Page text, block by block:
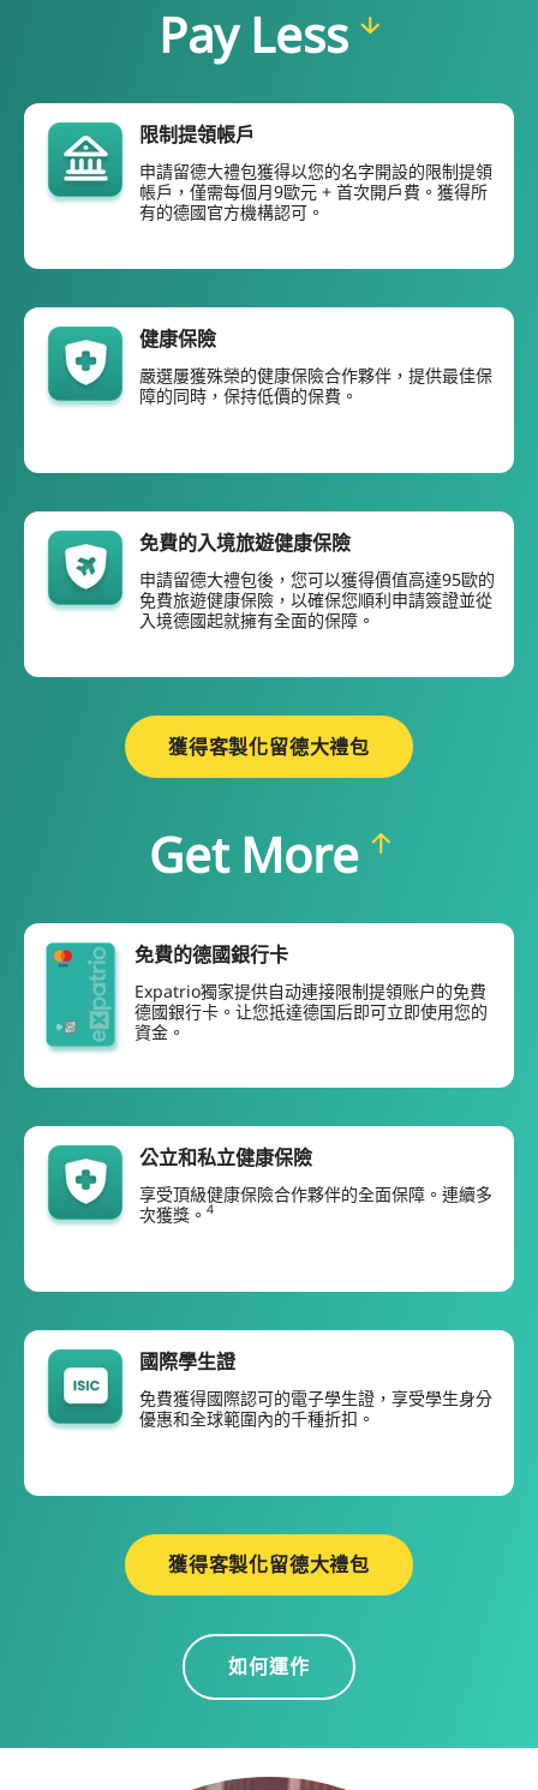
Pay Less
限制提領帳戶
申請留德大禮包獲得以您的名字開設的限制提領
帳戶，僅需每個月9歐元 + 首次開戶費。獲得所
有的德國官方機構認可。
健康保險
嚴選屢獲殊榮的健康保險合作夥伴，提供最佳保
障的同時，保持低價的保費。
免費的入境旅遊健康保險
申請留德大禮包後，您可以獲得價值高達95歐的
免費旅遊健康保險，以確保您順利申請簽證並從
入境德國起就擁有全面的保障。
獲得客製化留德大禮包
Get More
免費的德國銀行卡
Expatrio獨家提供自动連接限制提領账户的免費
德國銀行卡。让您抵達德国后即可立即使用您的
資金。
公立和私立健康保險
享受頂級健康保險合作夥伴的全面保障。連續多
次獲獎。 4
國際學生證
免費獲得國際認可的電子學生證，享受學生身分
優惠和全球範圍內的千種折扣。
獲得客製化留德大禮包
如何運作